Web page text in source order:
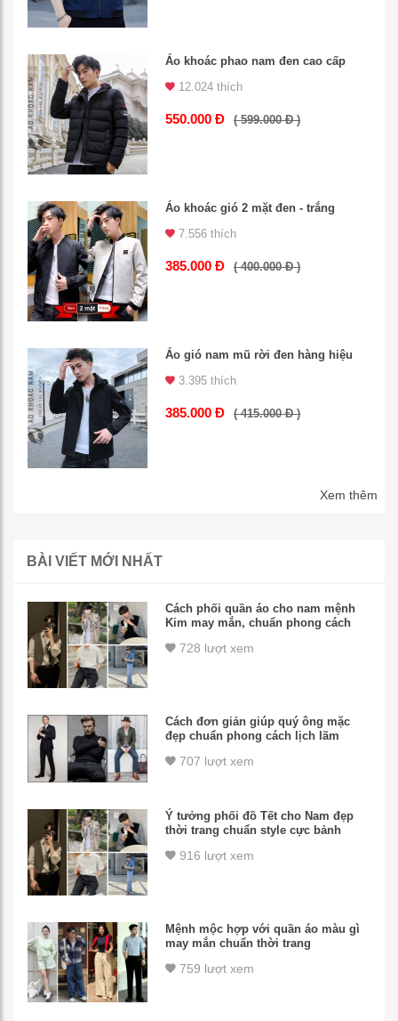
Áo khoác phao nam đen cao cấp
12.024 thích
550.000 Đ ( 599.000 Đ )
Áo khoác gió 2 mặt đen - trắng
7.556 thích
385.000 Đ ( 400.000 Đ )
Áo gió nam mũ rời đen hàng hiệu
3.395 thích
385.000 Đ ( 415.000 Đ )
Xem thêm
BÀI VIẾT MỚI NHẤT
Cách phối quần áo cho nam mệnh
Kim may mắn, chuẩn phong cách
728 lượt xem
Cách đơn giản giúp quý ông mặc
đẹp chuẩn phong cách lịch lãm
707 lượt xem
Ý tưởng phối đồ Tết cho Nam đẹp
thời trang chuẩn style cực bảnh
916 lượt xem
Mệnh mộc hợp với quần áo màu gì
may mắn chuẩn thời trang
759 lượt xem